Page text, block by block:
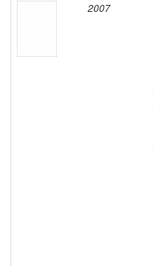
2007